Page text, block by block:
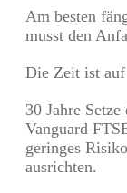
Am besten
musst den
Die Zeit ist
30 Jahre
Vanguard
geringes
ausrichten.